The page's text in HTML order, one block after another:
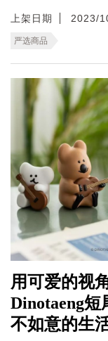
上架日期 2023/
严选商品
用可爱的视
Dinotaeng
不如意的生